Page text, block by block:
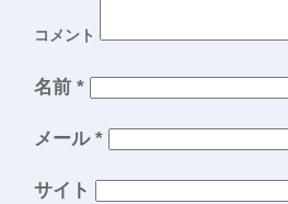
コメント
名前 *
メール *
サイト